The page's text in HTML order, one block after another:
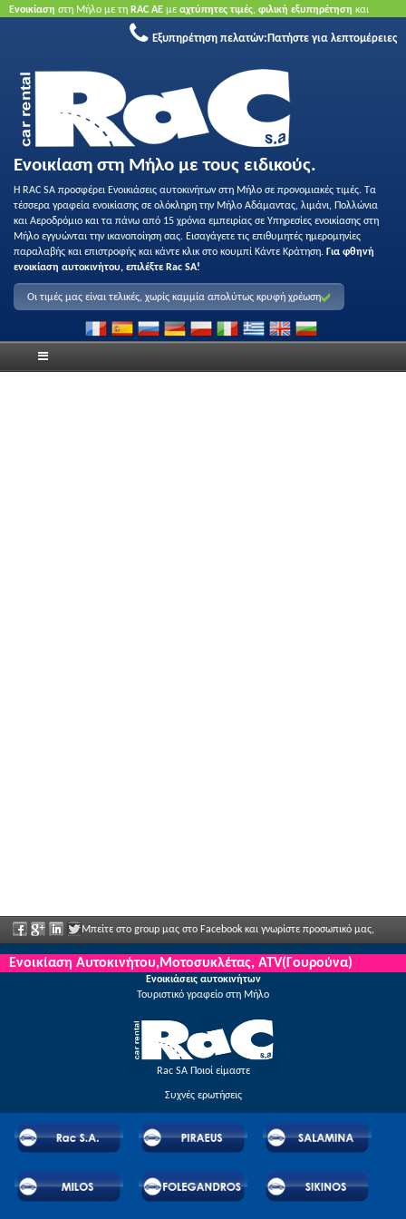
Ενοικίαση στη Μήλο με τη RAC ΑΕ με αχτύπητες τιμές, φιλική εξυπηρέτηση και
Κάντε κράτηση τώρα
Εξυπηρέτηση πελατών: Πατήστε για λεπτομέρειες
Ενοικίαση στη Μήλο με τους ειδικούς.
Η RAC SA προσφέρει Ενοικιάσεις αυτοκινήτων στη Μήλο σε προνομιακές τιμές. Τα
τέσσερα γραφεία ενοικίασης σε ολόκληρη την Μήλο Αδάμαντας, λιμάνι, Πολλώνια
και Αεροδρόμιο και τα πάνω από 15 χρόνια εμπειρίας σε Υπηρεσίες ενοικίασης στη
Μήλο εγγυώνται την ικανοποίηση σας. Εισαγάγετε τις επιθυμητές ημερομηνίες
παραλαβής και επιστροφής και κάντε κλικ στο κουμπί Κάντε Κράτηση. Για φθηνή
ενοικίαση αυτοκινήτου, επιλέξτε Rac SA!
Οι τιμές μας είναι τελικές, χωρίς καμμία απολύτως κρυφή χρέωση
Μπείτε στο group μας στο Facebook και γνωρίστε προσωπικό μας,
πείτα μας τις απόψεις σας και απολαύστε μεγάλες εκπτώσεις και προσφορές που
Ενοικίαση Αυτοκινήτου,Μοτοσυκλέτας, ATV(Γουρούνα)
Ενοικιάσεις αυτοκινήτων
Τουριστικό γραφείο στη Μήλο
Rac SA Ποιοί είμαστε
Συχνές ερωτήσεις